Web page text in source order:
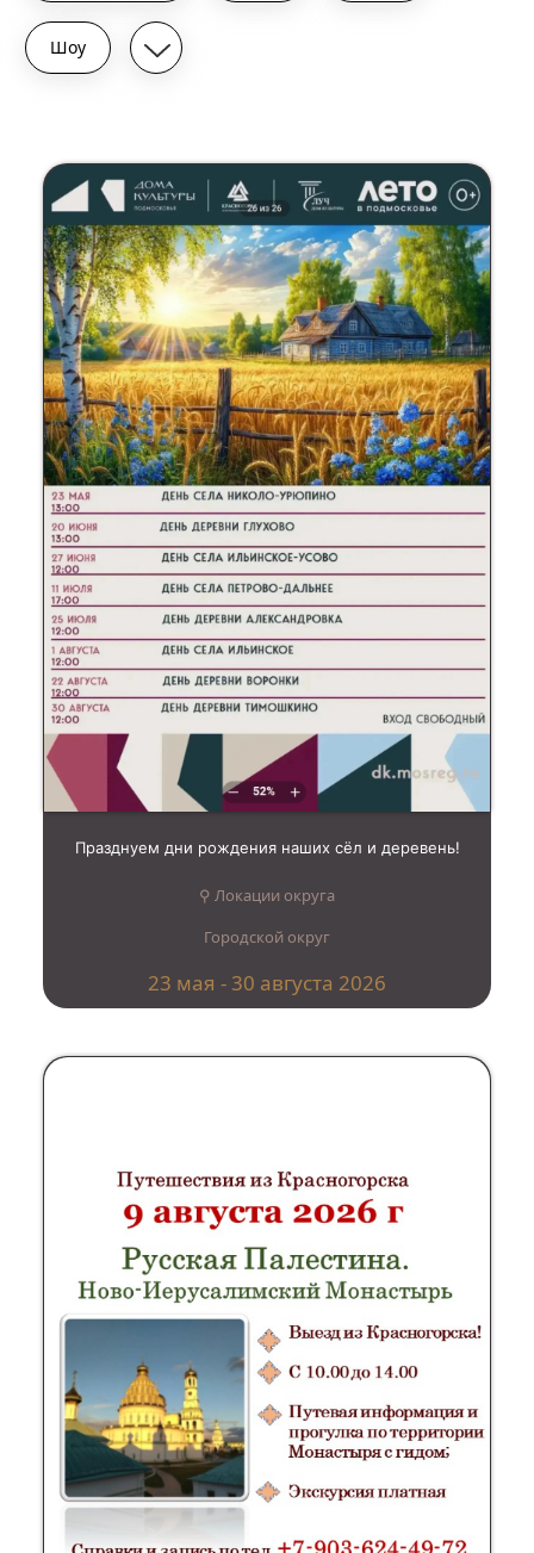
Шоу
Празднуем дни рождения наших сёл и деревень!
⚲ Локации округа
Городской округ
23 мая - 30 августа 2026